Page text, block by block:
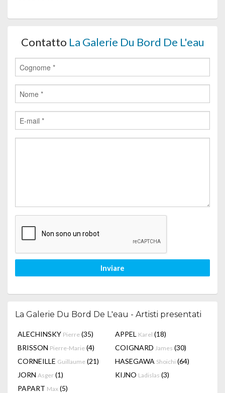
Contatto La Galerie Du Bord De L'eau
Inviare
La Galerie Du Bord De L'eau - Artisti presentati
ALECHINSKY Pierre (35) APPEL Karel (18)
BRISSON Pierre-Marie (4) COIGNARD James (30)
CORNEILLE Guillaume (21) HASEGAWA Shoichi (64)
JORN Asger (1) KIJNO Ladislas (3)
PAPART Max (5)